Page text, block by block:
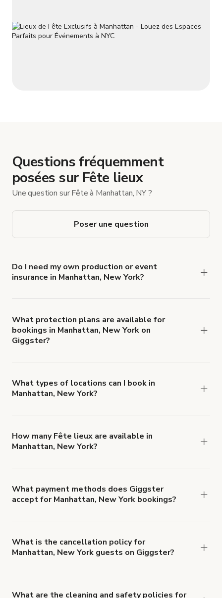
Questions fréquemment
posées sur Fête lieux
Une question sur Fête à Manhattan, NY ?
Poser une question
Do I need my own production or event
insurance in Manhattan, New York?
insurance with liability coverage of no less than
$1,000,000.
What protection plans are available for
bookings in Manhattan, New York on
Giggster?
about Giggster's Damage Protection coverage.
What types of locations can I book in
Manhattan, New York?
then click 'Filters' to look for something specific.
How many Fête lieux are available in
Manhattan, New York?
What payment methods does Giggster
accept for Manhattan, New York bookings?
What is the cancellation policy for
Manhattan, New York guests on Giggster?
cancellation and refund policy
What are the cleaning and safety policies for